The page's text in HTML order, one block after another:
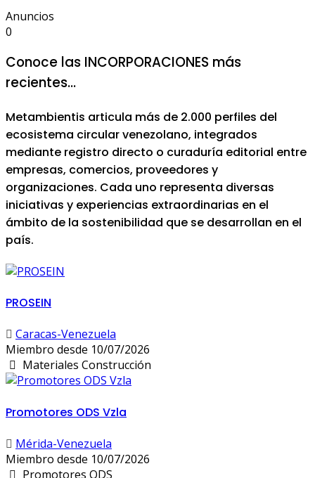
Anuncios
0
Conoce las INCORPORACIONES más
recientes...
Metambientis articula más de 2.000 perfiles del
ecosistema circular venezolano, integrados
mediante registro directo o curaduría editorial entre
empresas, comercios, proveedores y
organizaciones. Cada uno representa diversas
iniciativas y experiencias extraordinarias en el
ámbito de la sostenibilidad que se desarrollan en el
país.
PROSEIN
Caracas-Venezuela
Miembro desde 10/07/2026
Materiales Construcción
Promotores ODS Vzla
Mérida-Venezuela
Miembro desde 10/07/2026
Promotores ODS